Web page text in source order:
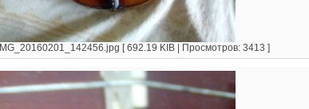
IMG_20160201_142456.jpg [ 692.19 KIB | Просмотров: 3413 ]